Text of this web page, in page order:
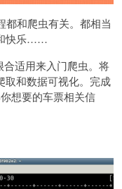
都和爬虫有关。都相当
快乐……
合适用来入门爬虫。将
和数据可视化。完成
想要的车票相关信